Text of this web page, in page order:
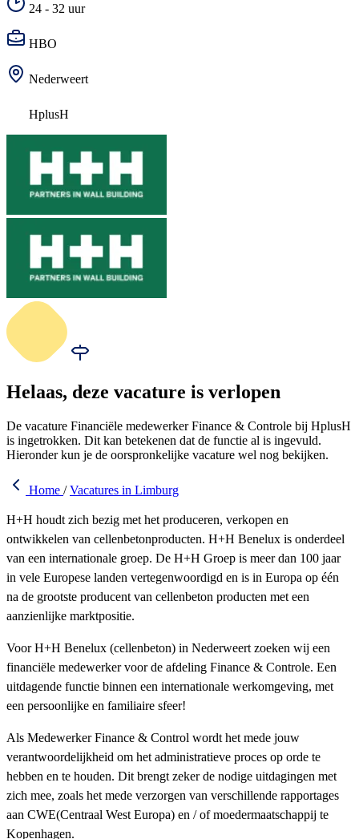
24 - 32 uur
HBO
Nederweert
HplusH
Helaas, deze vacature is verlopen
De vacature Financiële medewerker Finance & Controle bij HplusH
is ingetrokken. Dit kan betekenen dat de functie al is ingevuld.
Hieronder kun je de oorspronkelijke vacature wel nog bekijken.
Home / Vacatures in Limburg
H+H houdt zich bezig met het produceren, verkopen en
ontwikkelen van cellenbetonproducten. H+H Benelux is onderdeel
van een internationale groep. De H+H Groep is meer dan 100 jaar
in vele Europese landen vertegenwoordigd en is in Europa op één
na de grootste producent van cellenbeton producten met een
aanzienlijke marktpositie.
Voor H+H Benelux (cellenbeton) in Nederweert zoeken wij een
financiële medewerker voor de afdeling Finance & Controle. Een
uitdagende functie binnen een internationale werkomgeving, met
een persoonlijke en familiaire sfeer!
Als Medewerker Finance & Control wordt het mede jouw
verantwoordelijkheid om het administratieve proces op orde te
hebben en te houden. Dit brengt zeker de nodige uitdagingen met
zich mee, zoals het mede verzorgen van verschillende rapportages
aan CWE(Centraal West Europa) en / of moedermaatschappij te
Kopenhagen.